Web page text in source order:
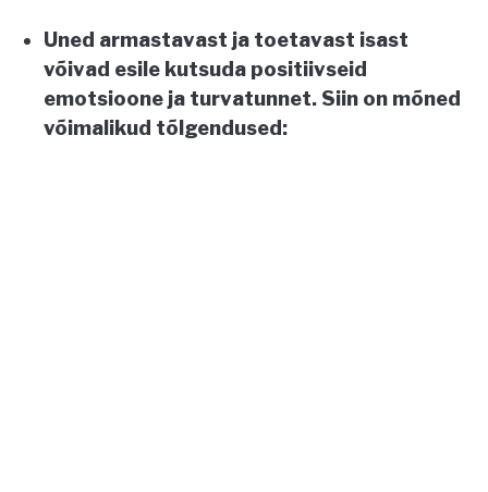
BIBLICAL MEANINGS
ASTROLOGY
Uned armastavast ja toetavast isast
võivad esile kutsuda positiivseid
emotsioone ja turvatunnet. Siin on mõned
võimalikud tõlgendused: